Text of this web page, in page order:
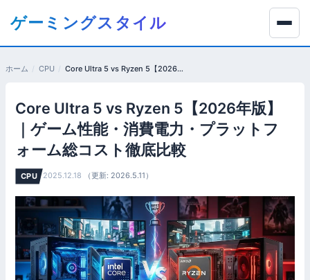
ツ
ゲーミングスタイル
ホーム CPU Core Ultra 5 vs Ryzen 5【2026年版】｜ゲーム性能・消費電力・プラットフォーム総コスト徹底比較
Core Ultra 5 vs Ryzen 5【2026年版】
｜ゲーム性能・消費電力・プラットフ
ォーム総コスト徹底比較
CPU 2025.12.18 （更新: 2026.5.11）